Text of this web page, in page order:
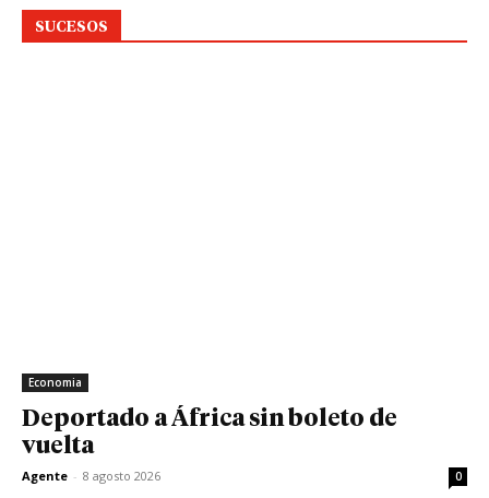
SUCESOS
Economia
Deportado a África sin boleto de
vuelta
Agente - 8 agosto 2026 0